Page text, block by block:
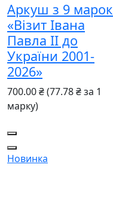
Аркуш з 9 марок
«Візит Івана
Павла II до
України 2001-
2026»
700.00 ₴(77.78 ₴ за 1
марку)
Новинка